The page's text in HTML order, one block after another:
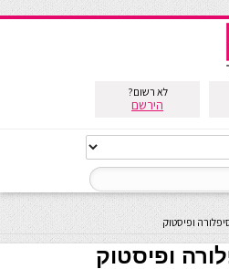
לא רשום?
הירשם
ופיסטוק
ופיסטוק